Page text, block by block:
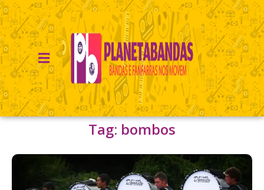
Tag: bombos